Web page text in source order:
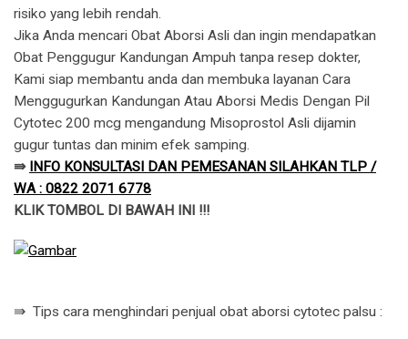
risiko yang lebih rendah.
Jika Anda mencari Obat Aborsi Asli dan ingin mendapatkan
Obat Penggugur Kandungan Ampuh tanpa resep dokter,
Kami siap membantu anda dan membuka layanan Cara
Menggugurkan Kandungan Atau Aborsi Medis Dengan Pil
Cytotec 200 mcg mengandung Misoprostol Asli dijamin
gugur tuntas dan minim efek samping.
⇛ INFO KONSULTASI DAN PEMESANAN SILAHKAN TLP /
WA : 0822 2071 6778
KLIK TOMBOL DI BAWAH INI !!!
⇛ Tips cara menghindari penjual obat aborsi cytotec palsu :